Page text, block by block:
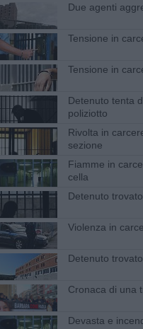
Due agenti
Tensione in
Tensione in
Detenuto tenta
poliziotto
Rivolta in
sezione
Fiamme in
cella
Detenuto
Violenza in
Detenuto
​Cronaca di una
Devasta e